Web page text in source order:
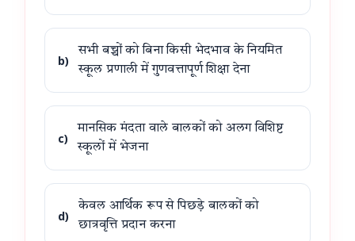
b)
सभी बच्चों को बिना किसी भेदभाव के नियमित
स्कूल प्रणाली में गुणवत्तापूर्ण शिक्षा देना
c)
मानसिक मंदता वाले बालकों को अलग विशिष्ट
स्कूलों में भेजना
d)
केवल आर्थिक रूप से पिछड़े बालकों को
छात्रवृत्ति प्रदान करना